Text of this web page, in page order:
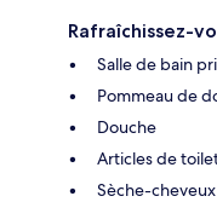
Rafraîchissez-
Salle de bain
Pommeau de
Douche
Articles de
Sèche-cheveux